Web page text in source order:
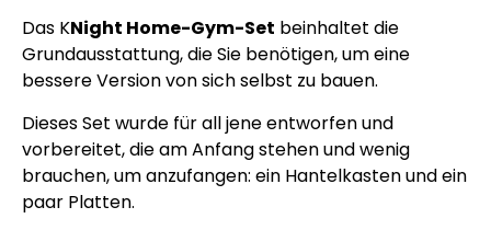
Das KNight Home-Gym-Set beinhaltet die
Grundausstattung, die Sie benötigen, um eine
bessere Version von sich selbst zu bauen.
Dieses Set wurde für all jene entworfen und
vorbereitet, die am Anfang stehen und wenig
brauchen, um anzufangen: ein Hantelkasten und ein
paar Platten.